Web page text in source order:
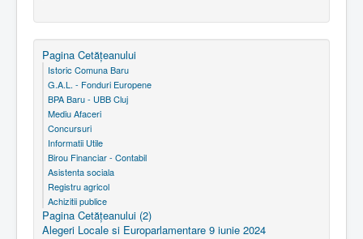
Pagina Cetăţeanului
Istoric Comuna Baru
G.A.L. - Fonduri Europene
BPA Baru - UBB Cluj
Mediu Afaceri
Concursuri
Informatii Utile
Birou Financiar - Contabil
Asistenta sociala
Registru agricol
Achizitii publice
Pagina Cetăţeanului (2)
Alegeri Locale si Europarlamentare 9 iunie 2024